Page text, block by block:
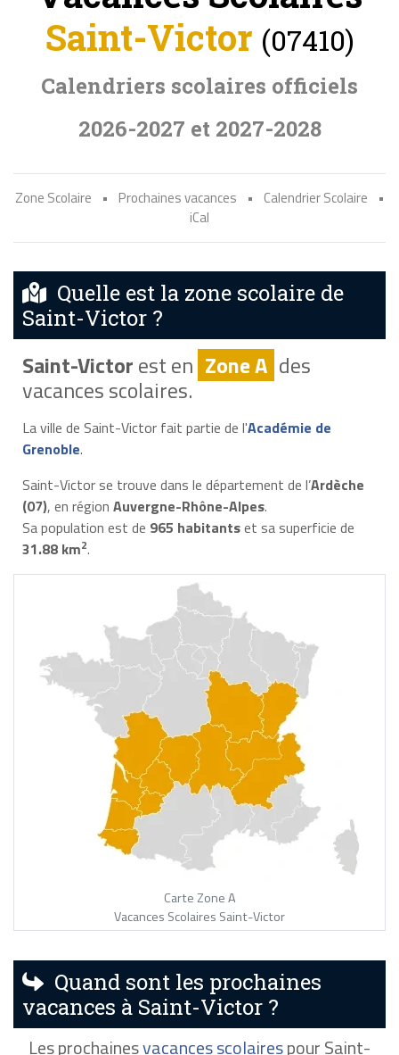
Saint-Victor (07410)
Calendriers scolaires officiels
2026-2027 et 2027-2028
Zone Scolaire • Prochaines vacances • Calendrier Scolaire
•
iCal
Quelle est la zone scolaire de
Saint-Victor ?
Saint-Victorest en Zone A des
vacances scolaires.
La ville de Saint-Victor fait partie de l'Académie de
Grenoble.
Saint-Victor se trouve dans le département de l’Ardèche
(07), en région Auvergne-Rhône-Alpes.
Sa population est de 965 habitantset sa superficie de
31.88 km2.
Carte Zone A
Vacances Scolaires Saint-Victor
Quand sont les prochaines
vacances à Saint-Victor ?
Les prochainesvacances scolairespour Saint-